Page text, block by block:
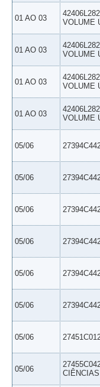
01 AO 03
VOLUME
01 AO 03
VOLUME
01 AO 03
VOLUME
01 AO 03
VOLUME
05/06
05/06
05/06
05/06
05/06
05/06
05/06
05/06
CIÊNCIAS